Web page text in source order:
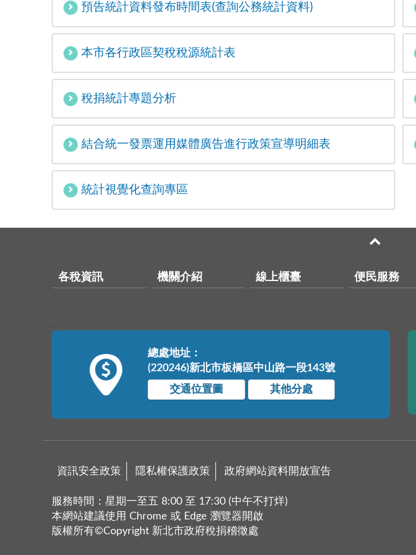
預告統計資料發布時間表(查詢公務統計資料)
本市各行政區契稅稅源統計表
稅捐統計專題分析
結合統一發票運用媒體廣告進行政策宣導明細表
統計視覺化查詢專區
各稅資訊 機關介紹 線上櫃臺 便民服務
總處地址：
(220246)新北市板橋區中山路一段143號
交通位置圖
其他分處
資訊安全政策 隱私權保護政策 政府網站資料開放宣告
服務時間：星期一至五 8:00 至 17:30 (中午不打烊)
本網站建議使用 Chrome 或 Edge 瀏覽器開啟
版權所有©Copyright 新北市政府稅捐稽徵處